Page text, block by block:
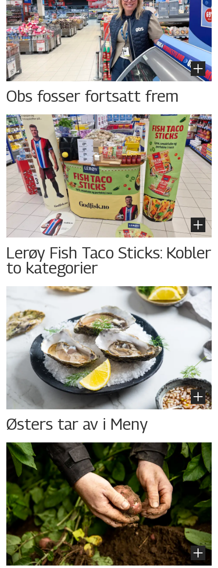
Obs fosser fortsatt frem
Lerøy Fish Taco Sticks: Kobler
to kategorier
Østers tar av i Meny